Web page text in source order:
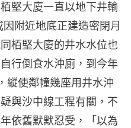
堅大廈一直以地下井輸
附近地底正建造密閉月
栢堅大廈的井水水位也
行倒食水沖廁，到今年
縱使鄰幢幾座用井水沖
與沙中線工程有關，不
依舊默默忍受，「以為